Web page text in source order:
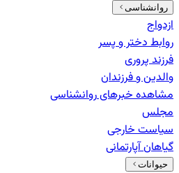
روانشناسی
ازدواج
روابط دختر و پسر
فرزند پروری
والدین و فرزندان
مشاهده خبرهایروانشناسی
مجلس
سیاست خارجی
گیاهان آپارتمانی
حیوانات